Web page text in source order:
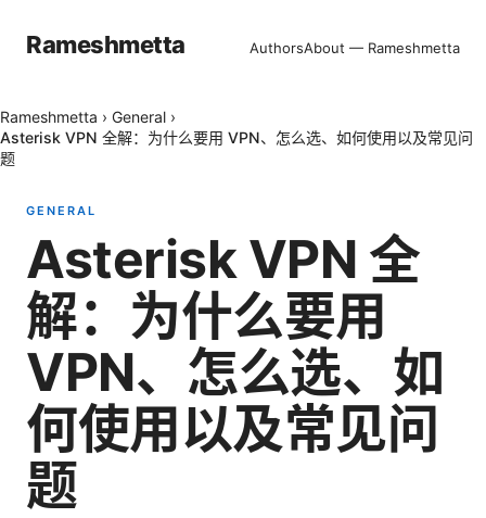
Rameshmetta AuthorsAbout — Rameshmetta
Rameshmetta › General ›
Asterisk VPN 全解：为什么要用 VPN、怎么选、如何使用以及常见问
题
GENERAL
Asterisk VPN 全
解：为什么要用
VPN、怎么选、如
何使用以及常见问
题